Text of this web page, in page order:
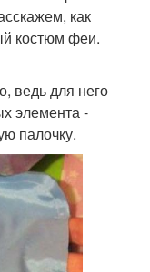
как
костюм феи.
ведь для него
элемента -
палочку.